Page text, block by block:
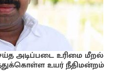
அடிப்படை உரிமை மீறல்
உயர் நீதிமன்றம்